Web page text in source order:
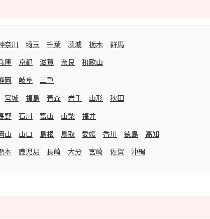
奈川 埼玉 千葉 茨城 栃木 群馬
庫 京都 滋賀 奈良 和歌山
岡 岐阜 三重
宮城 福島 青森 岩手 山形 秋田
野 石川 富山 山梨 福井
山 山口 島根 鳥取 愛媛 香川 徳島 高知
本 鹿児島 長崎 大分 宮崎 佐賀 沖縄